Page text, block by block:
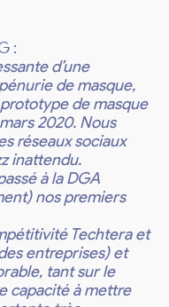
:
d’une
de masque,
de masque
2020. Nous
réseaux sociaux
inattendu.
à la DGA
nos premiers
Techtera et
entreprises) et
tant sur le
capacité à mettre